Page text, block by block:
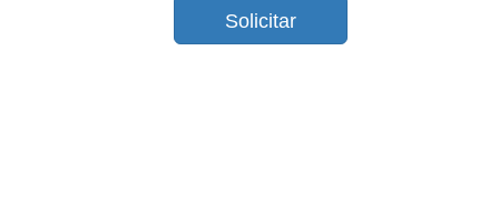
Solicitar